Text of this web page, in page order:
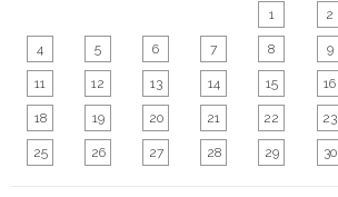
1 2
4 5 6 7 8 9
11 12 13 14 15 16
18 19 20 21 22 23
25 26 27 28 29 30